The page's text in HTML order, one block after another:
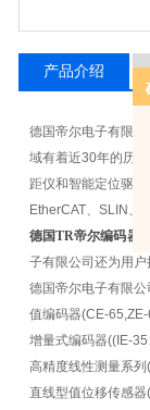
产品介绍
德国帝尔电子有限
域有着近30年的历
距仪和智能定位驱
EtherCAT、SLIN、
德国TR帝尔编码器
子有限公司还为用户
德国帝尔电子有限公
值编码器(CE-
增量式编码器((IE-
高精度线性测量系列
直线型值位移传感